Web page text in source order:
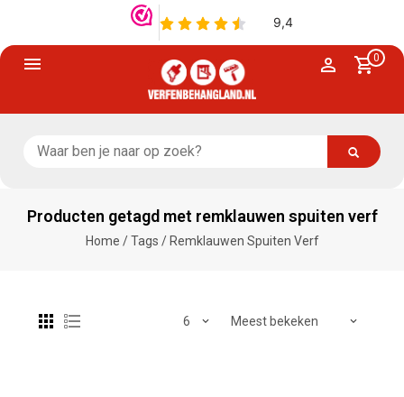
0
Producten getagd met remklauwen spuiten verf
Home /Tags / Remklauwen Spuiten Verf